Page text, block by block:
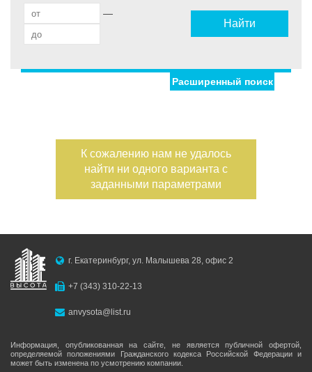
—
Найти
Дом
Жилая площадь
Площадь кухни
—
Балконов
—
Расширенный поиск
К сожалению нам не удалось
найти ни одного варианта с
заданными параметрами
г. Екатеринбург, ул. Малышева 28, офис 2
+7 (343) 310-22-13
anvysota@list.ru
Информация, опубликованная на сайте, не является публичной офертой,
определяемой положениями Гражданского кодекса Российской Федерации и
может быть изменена по усмотрению компании.